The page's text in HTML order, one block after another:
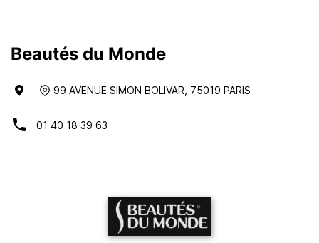
Beautés du Monde
99 AVENUE SIMON BOLIVAR 75019 PARIS
01 40 18 39 63